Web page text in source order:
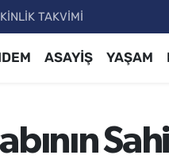
TAKVİMİ
ASAYİŞ YAŞAM